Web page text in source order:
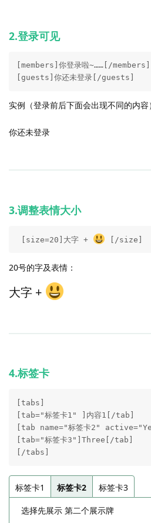
2.登录可见
[members]你登录啦~……[/members]
[guests]你还未登录[/guests]
实例（登录前后下面会出现不同的内容
你还未登录
3.调整表情大小
[size=20]大字 + [/size]
20号的字及表情：
大字 +
4.标签卡
[tabs]
[tab="标签卡1" ]内容1[/tab]
[tab name="标签卡2"
[tab="标签卡3"]Three[/tab]
[/tabs]
标签卡1 标签卡2
选择先展示 第二个展示牌
标签卡3